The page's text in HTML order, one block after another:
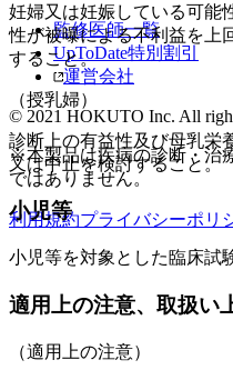
妊婦又は妊娠している可能
性が被曝による不利益を上
すること。
（授乳婦）
診断上の有益性及び母乳栄
又は中止を検討すること。
小児等
小児等を対象とした臨床試
適用上の注意、取扱い
（適用上の注意）
監修医師一覧
UpToDate特別割引
運営会社
© 2021 HOKUTO Inc. All
※本製品は疾病の診断・治
ではありません。
利用規約プライバシーポリ